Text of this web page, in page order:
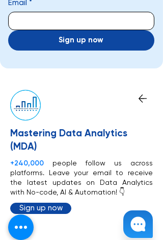
Email *
Sign up now
Mastering Data Analytics
(MDA)
+240,000 people follow us across
platforms. Leave your email to receive
the latest updates on Data Analytics
with No-code, AI & Automation! 👇
Sign up now